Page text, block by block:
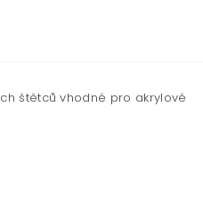
štětců vhodné pro akrylové